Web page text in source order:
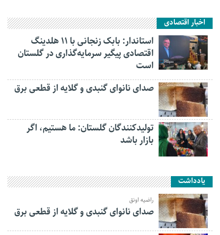
اخبار اقتصادی
استاندار: بابک زنجانی با ۱۱ هلدینگ
اقتصادی پیگیر سرمایه‌گذاری در گلستان
است
صدای نانوای گنبدی و گلایه از قطعی برق
تولیدکنندگان گلستان: ما هستیم، اگر
بازار باشد
یادداشت
راضیه اونق
صدای نانوای گنبدی و گلایه از قطعی برق